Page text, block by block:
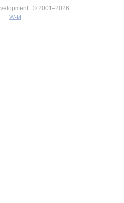
© 2001–2026
W-M